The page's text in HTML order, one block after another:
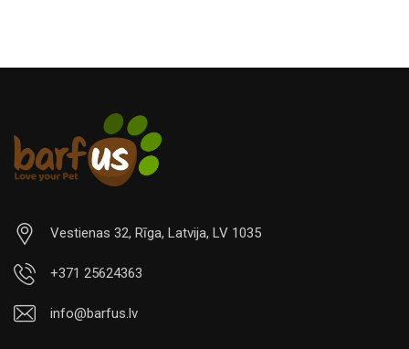
Vestienas 32, Rīga, Latvija, LV 1035
+371 25624363
info@barfus.lv